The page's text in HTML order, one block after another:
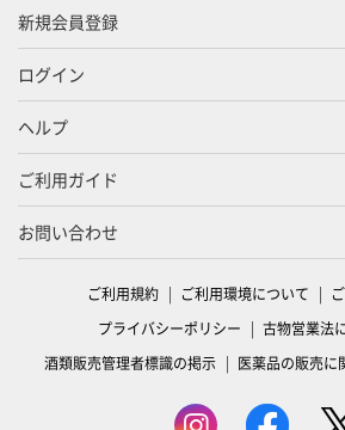
新規会員登録
ログイン
ヘルプ
ご利用ガイド
お問い合わせ
ご利用規約 ご利用環境について
プライバシーポリシー
古物営業法
酒類販売管理者標識の掲示
医薬品の販売に